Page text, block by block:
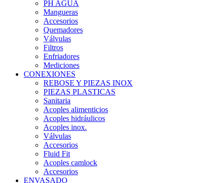
PH AGUA
Mangueras
Accesorios
Quemadores
Válvulas
Filtros
Enfriadores
Mediciones
CONEXIONES
REBOSE Y PIEZAS INOX
PIEZAS PLASTICAS
Sanitaria
Acoples alimenticios
Acoples hidráulicos
Acoples inox.
Válvulas
Accesorios
Fluid Fit
Acoples camlock
Accesorios
ENVASADO